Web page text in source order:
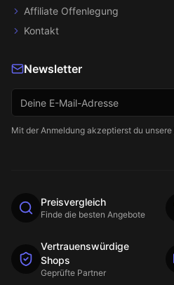
Affiliate Offenlegung
Kontakt
Newsletter
Mit der Anmeldung akzeptierst du unsere
Preisvergleich
Finde die besten Angebote
Vertrauenswürdige
Shops
Geprüfte Partner